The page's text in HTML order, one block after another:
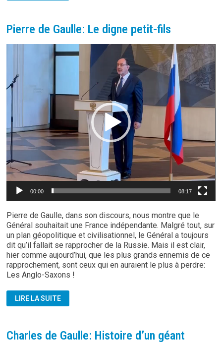
DE
L’ALIÉNATION
Pierre de Gaulle: Le digne petit-fils
00:00 08:17
Pierre de Gaulle, dans son discours, nous montre que le
Général souhaitait une France indépendante. Malgré tout, sur
un plan géopolitique et civilisationnel, le Général a toujours
dit qu’il fallait se rapprocher de la Russie. Mais il est clair,
hier comme aujourd’hui, que les plus grands ennemis de ce
rapprochement, sont ceux qui en auraient le plus à perdre:
Les Anglo-Saxons !
PIERRE
DE
PETIT-
FILS
LIRE LA SUITE
Charles de Gaulle: Histoire d’un géant